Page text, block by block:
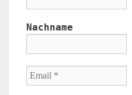
Nachname